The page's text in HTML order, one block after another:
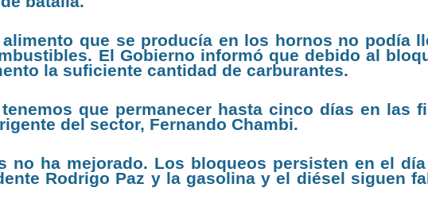
que se producía en los hornos no podía
El Gobierno informó que debido al
la suficiente cantidad de carburantes.
que permanecer hasta cinco días en las
del sector, Fernando Chambi.
no ha mejorado. Los bloqueos persisten en el
Rodrigo Paz y la gasolina y el diésel siguen